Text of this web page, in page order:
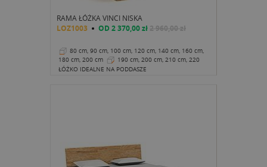
RAMA ŁÓŻKA VINCI NISKA
LOZ1003 OD 2 370,00 zł2 960,00 zł
80 cm, 90 cm, 100 cm, 120 cm, 140 cm, 160 cm,
180 cm, 200 cm
190 cm, 200 cm, 210 cm, 220
cm
25 cm
ŁÓŻKO IDEALNE NA PODDASZE